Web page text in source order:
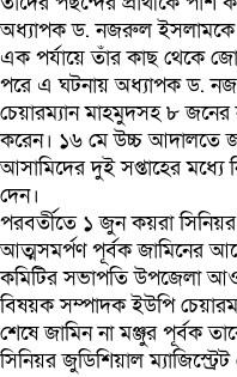
অধ্যাপক ড. নজরুল ইসলামকে
এক পর্যায়ে তাঁর কাছ থেকে
পরে এ ঘটনায় অধ্যাপক ড.
চেয়ারম্যান মাহমুদসহ ৮ জনের
করেন। ১৬ মে উচ্চ আদালতে
আসামিদের দুই সপ্তাহের মধ্যে
দেন।
পরবর্তীতে ১ জুন কয়রা
আত্মসমর্পণ পূর্বক জামিনের
কমিটির সভাপতি উপজেলা
বিষয়ক সম্পাদক ইউপি
শেষে জামিন না মঞ্জুর পূর্বক
সিনিয়র জুডিশিয়াল